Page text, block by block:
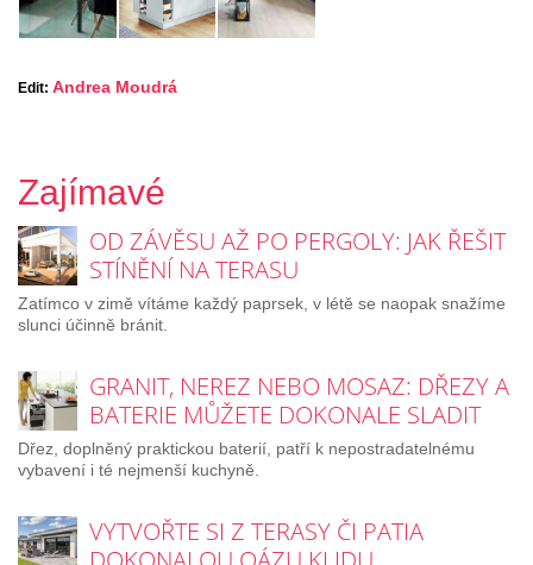
Edit: Andrea Moudrá
Zajímavé
OD ZÁVĚSU AŽ PO PERGOLY: JAK ŘEŠIT
STÍNĚNÍ NA TERASU
Zatímco v zimě vítáme každý paprsek, v létě se naopak snažíme
slunci účinně bránit.
GRANIT, NEREZ NEBO MOSAZ: DŘEZY A
BATERIE MŮŽETE DOKONALE SLADIT
Dřez, doplněný praktickou baterií, patří k nepostradatelnému
vybavení i té nejmenší kuchyně.
VYTVOŘTE SI Z TERASY ČI PATIA